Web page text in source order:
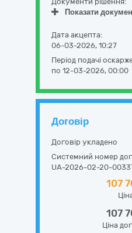
Показати
Дата акцепта:
06-03-2026, 10:27
Період подачі
по 12-03-2026, 00:00
Договір
Договір укладено
Системний номер
UA-2026-02-20-
107
107
Ціна